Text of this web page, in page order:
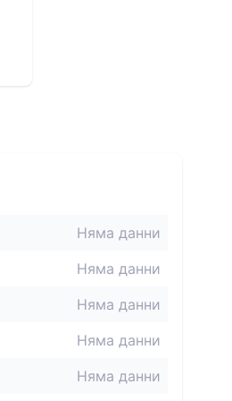
Няма данни
Няма данни
Няма данни
Няма данни
Няма данни